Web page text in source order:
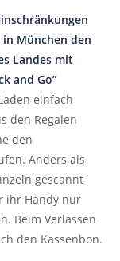
München den
Landes mit
and Go”
einfach
den Regalen
den
Anders als
gescannt
ihr Handy nur
Beim Verlassen
den Kassenbon.